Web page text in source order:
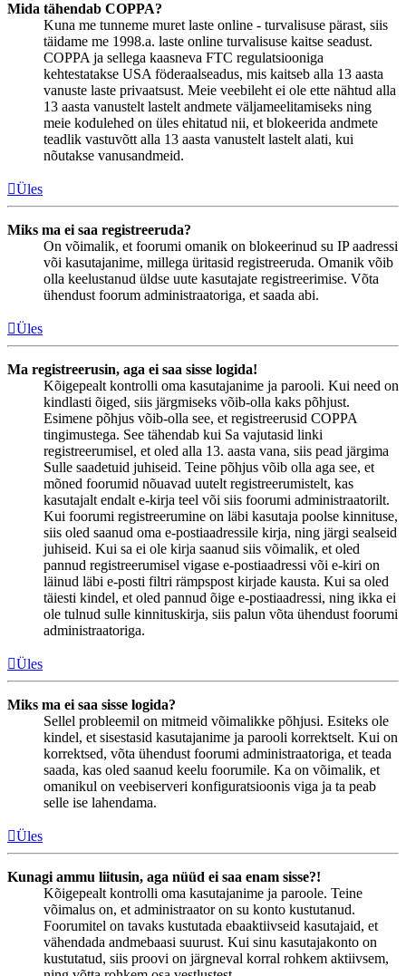
Mida tähendab COPPA?
Kuna me tunneme muret laste online - turvalisuse pärast, siis
täidame me 1998.a. laste online turvalisuse kaitse seadust.
COPPA ja sellega kaasneva FTC regulatsiooniga
kehtestatakse USA föderaalseadus, mis kaitseb alla 13 aasta
vanuste laste privaatsust. Meie veebileht ei ole ette nähtud alla
13 aasta vanustelt lastelt andmete väljameelitamiseks ning
meie kodulehed on üles ehitatud nii, et blokeerida andmete
teadlik vastuvõtt alla 13 aasta vanustelt lastelt alati, kui
nõutakse vanusandmeid.
Üles
Miks ma ei saa registreeruda?
On võimalik, et foorumi omanik on blokeerinud su IP aadressi
või kasutajanime, millega üritasid registreeruda. Omanik võib
olla keelustanud üldse uute kasutajate registreerimise. Võta
ühendust foorum administraatoriga, et saada abi.
Üles
Ma registreerusin, aga ei saa sisse logida!
Kõigepealt kontrolli oma kasutajanime ja parooli. Kui need on
kindlasti õiged, siis järgmiseks võib-olla kaks põhjust.
Esimene põhjus võib-olla see, et registreerusid COPPA
tingimustega. See tähendab kui Sa vajutasid linki
registreerumisel, et oled alla 13. aasta vana, siis pead järgima
Sulle saadetuid juhiseid. Teine põhjus võib olla aga see, et
mõned foorumid nõuavad uutelt registreerumistelt, kas
kasutajalt endalt e-kirja teel või siis foorumi administraatorilt.
Kui foorumi registreerumine on läbi kasutaja poolse kinnituse,
siis oled saanud oma e-postiaadressile kirja, ning järgi sealseid
juhiseid. Kui sa ei ole kirja saanud siis võimalik, et oled
pannud registreerumisel vigase e-postiaadressi või e-kiri on
läinud läbi e-posti filtri rämpspost kirjade kausta. Kui sa oled
täiesti kindel, et oled pannud õige e-postiaadressi, ning ikka ei
ole tulnud sulle kinnituskirja, siis palun võta ühendust foorumi
administraatoriga.
Üles
Miks ma ei saa sisse logida?
Sellel probleemil on mitmeid võimalikke põhjusi. Esiteks ole
kindel, et sisestasid kasutajanime ja parooli korrektselt. Kui on
korrektsed, võta ühendust foorumi administraatoriga, et teada
saada, kas oled saanud keelu foorumile. Ka on võimalik, et
omanikul on veebiserveri konfiguratsioonis viga ja ta peab
selle ise lahendama.
Üles
Kunagi ammu liitusin, aga nüüd ei saa enam sisse?!
Kõigepealt kontrolli oma kasutajanime ja paroole. Teine
võimalus on, et administraator on su konto kustutanud.
Foorumitel on tavaks kustutada ebaaktiivseid kasutajaid, et
vähendada andmebaasi suurust. Kui sinu kasutajakonto on
kustutatud, siis proovi on järgneval korral rohkem aktiivsem,